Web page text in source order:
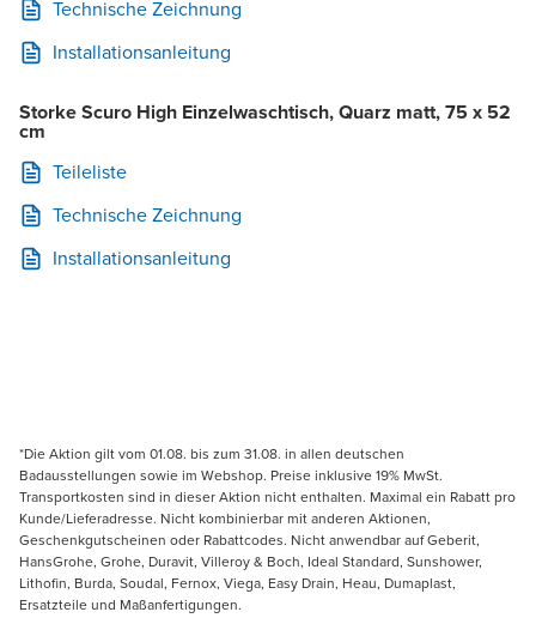
Technische Zeichnung
Installationsanleitung
Storke Scuro High Einzelwaschtisch, Quarz matt, 75 x 52
cm
Teileliste
Technische Zeichnung
Installationsanleitung
*Die Aktion gilt vom 01.08. bis zum 31.08. in allen deutschen
Badausstellungen sowie im Webshop. Preise inklusive 19% MwSt.
Transportkosten sind in dieser Aktion nicht enthalten. Maximal ein Rabatt pro
Kunde/Lieferadresse. Nicht kombinierbar mit anderen Aktionen,
Geschenkgutscheinen oder Rabattcodes. Nicht anwendbar auf Geberit,
HansGrohe, Grohe, Duravit, Villeroy & Boch, Ideal Standard, Sunshower,
Lithofin, Burda, Soudal, Fernox, Viega, Easy Drain, Heau, Dumaplast,
Ersatzteile und Maßanfertigungen.